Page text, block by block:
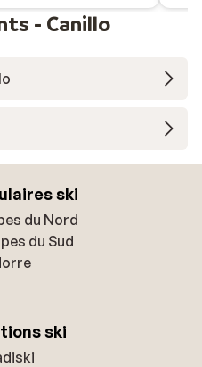
- Canillo
ski
du Nord
du Sud
ski